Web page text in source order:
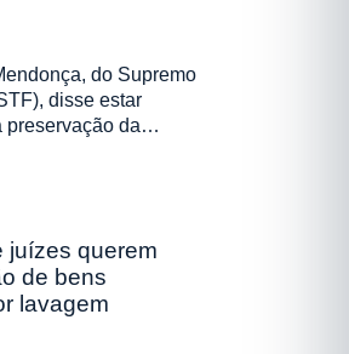
do Supremo
disse estar
preservação da…
juízes querem
de bens
lavagem